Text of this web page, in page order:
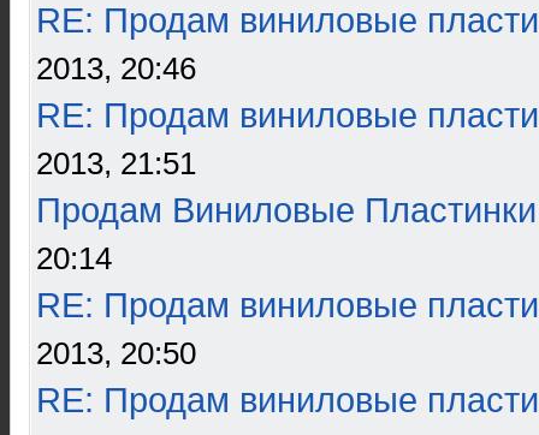
RE: Продам виниловые
2013, 20:46
RE: Продам виниловые
2013, 21:51
Продам Виниловые Пластинки
20:14
RE: Продам виниловые
2013, 20:50
RE: Продам виниловые